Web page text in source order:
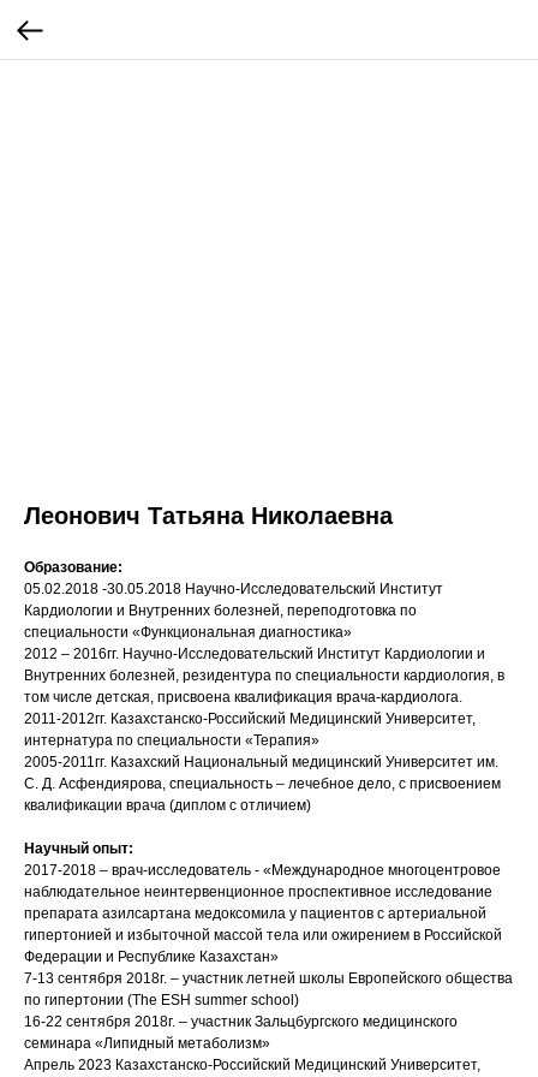
Леонович Татьяна Николаевна
Образование:
05.02.2018 -30.05.2018 Научно-Исследовательский Институт
Кардиологии и Внутренних болезней, переподготовка по
специальности «Функциональная диагностика»
2012 – 2016гг. Научно-Исследовательский Институт Кардиологии и
Внутренних болезней, резидентура по специальности кардиология, в
том числе детская, присвоена квалификация врача-кардиолога.
2011-2012гг. Казахстанско-Российский Медицинский Университет,
интернатура по специальности «Терапия»
2005-2011гг. Казахский Национальный медицинский Университет им.
С. Д. Асфендиярова, специальность – лечебное дело, с присвоением
квалификации врача (диплом с отличием)
Научный опыт:
2017-2018 – врач-исследователь - «Международное многоцентровое
наблюдательное неинтервенционное проспективное исследование
препарата азилсартана медоксомила у пациентов с артериальной
гипертонией и избыточной массой тела или ожирением в Российской
Федерации и Республике Казахстан»
7-13 сентября 2018г. – участник летней школы Европейского общества
по гипертонии (The ESH summer school)
16-22 сентября 2018г. – участник Зальцбургского медицинского
семинара «Липидный метаболизм»
Апрель 2023 Казахстанско-Российский Медицинский Университет,